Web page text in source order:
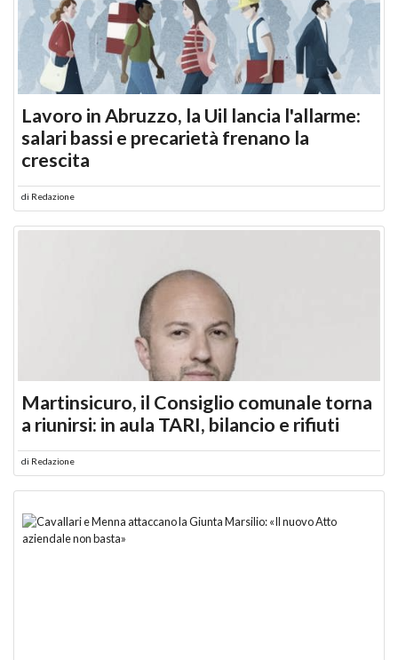
Lavoro in Abruzzo, la Uil lancia l'allarme:
salari bassi e precarietà frenano la
crescita
di Redazione
Martinsicuro, il Consiglio comunale torna
a riunirsi: in aula TARI, bilancio e rifiuti
di Redazione